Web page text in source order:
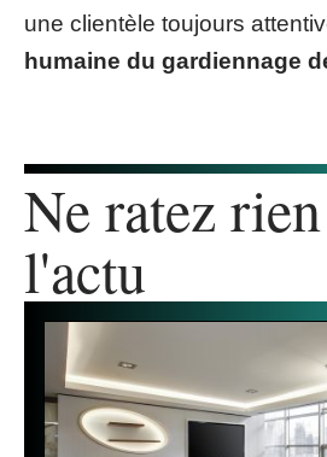
une clientèle toujours
humaine du gardiennage
Ne ratez
l'actu